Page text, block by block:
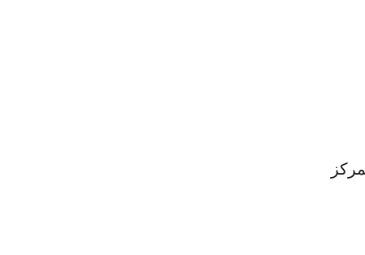
إلى المركز